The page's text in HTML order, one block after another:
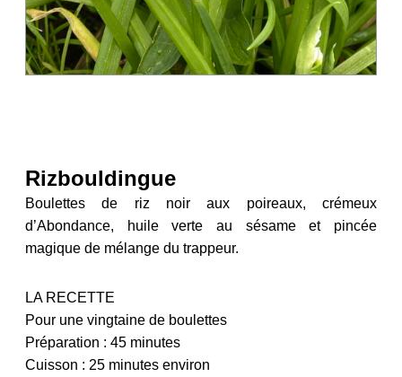
Rizbouldingue
Boulettes de riz noir aux poireaux, crémeux
d’Abondance, huile verte au sésame et pincée
magique de mélange du trappeur.
LA RECETTE
Pour une vingtaine de boulettes
Préparation : 45 minutes
Cuisson : 25 minutes environ